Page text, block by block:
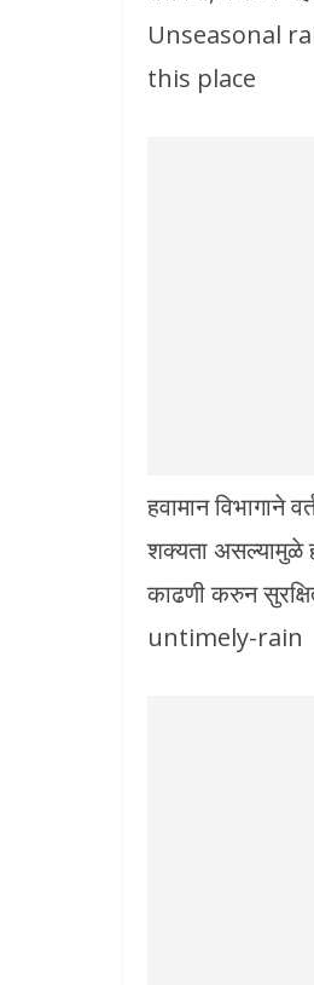
Unseasonal
this place
हवामान विभागाने
शक्यता असल्यामुळे
काढणी करुन
untimely-rain